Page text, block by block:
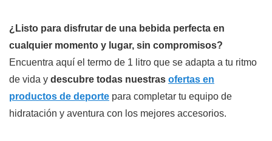
¿Listo para disfrutar de una bebida perfecta en
cualquier momento y lugar, sin compromisos?
Encuentra aquí el termo de 1 litro que se adapta a tu ritmo
de vida y descubre todas nuestras ofertas en
productos de deporte para completar tu equipo de
hidratación y aventura con los mejores accesorios.